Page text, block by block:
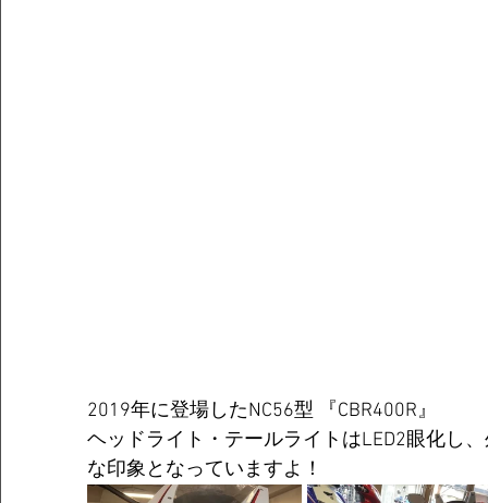
2019年に登場したNC56型 『CBR400R』
ヘッドライト・テールライトはLED2眼化し
な印象となっていますよ！